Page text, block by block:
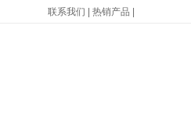
联系我们 热销产品